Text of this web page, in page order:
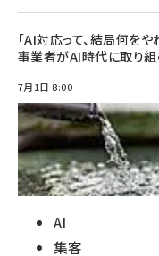
「AI対応って、結局何をや
事業者がAI時代に取り組
7月1日 8:00
AI
集客